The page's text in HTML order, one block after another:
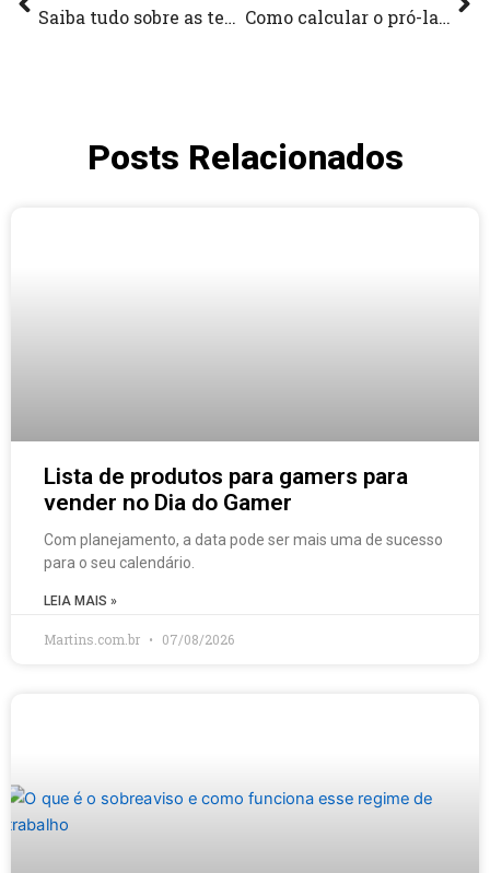
-
m
Saiba tudo sobre as tendências dos melhores chuveiros Como calcular o pró-labore e evitar erros fiscais na loja
Posts Relacionados
Lista de produtos para gamers para
vender no Dia do Gamer
Com planejamento, a data pode ser mais uma de sucesso
para o seu calendário.
LEIA MAIS »
Martins.com.br 07/08/2026